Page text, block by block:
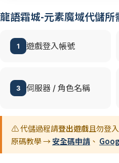
龍語霜城-元素魔域代儲所
1 遊戲登入帳號
3 伺服器 / 角色名稱
⚠️ 代儲過程請登出遊戲且勿登
原碼教學 →安全碼申請 、